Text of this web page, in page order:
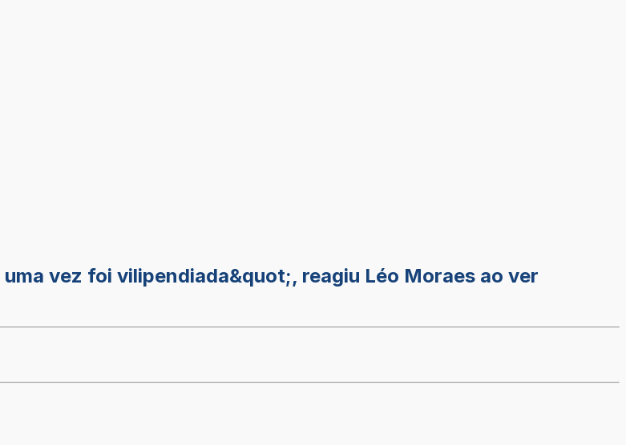
vez foi vilipendiada&quot;, reagiu Léo Moraes ao ver